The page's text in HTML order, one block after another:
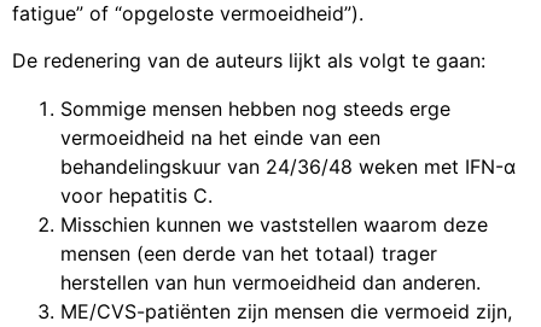
fatigue” of “opgeloste vermoeidheid”).
De redenering van de auteurs lijkt als volgt te gaan:
Sommige mensen hebben nog steeds erge
vermoeidheid na het einde van een
behandelingskuur van 24/36/48 weken met IFN-α
voor hepatitis C.
Misschien kunnen we vaststellen waarom deze
mensen (een derde van het totaal) trager
herstellen van hun vermoeidheid dan anderen.
ME/CVS-patiënten zijn mensen die vermoeid zijn,